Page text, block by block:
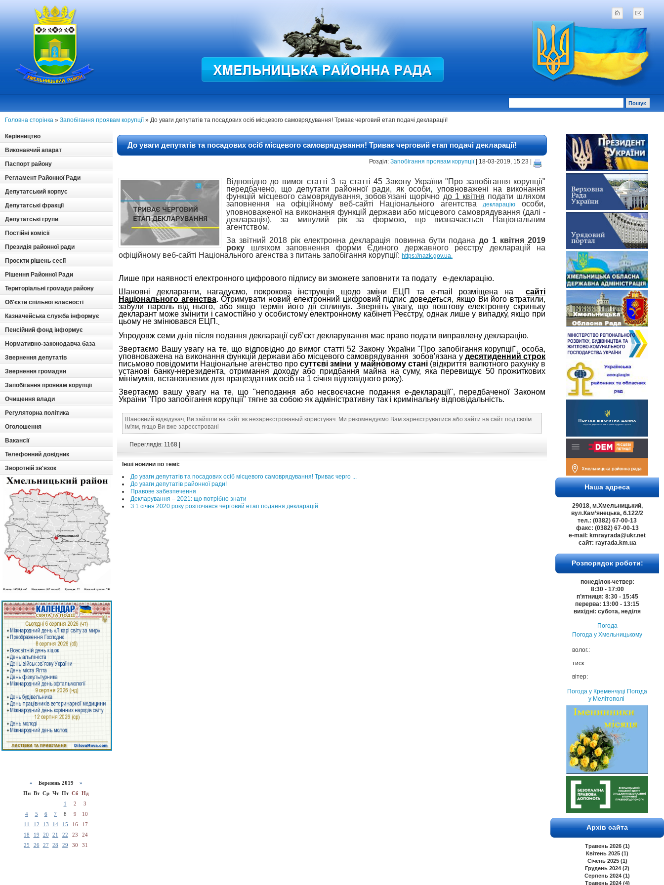
Головна сторінка » Запобігання проявам корупції» До уваги депутатів та посадових осіб місцевого самоврядування! Триває черговий етап подачі декларації!
Керівництво
Виконавчий апарат
Паспорт району
Регламент Районної Ради
Депутатський корпус
Депутатські фракції
Депутатські групи
Постійні комісії
Президія районної ради
Проєкти рішень сесії
Рішення Районної Ради
Територіальні громади району
Об'єкти спільної власності
Казначейська служба інформує
Пенсійний фонд інформує
Нормативно-законодавча база
Звернення депутатів
Звернення громадян
Запобігання проявам корупції
Очищення влади
Регуляторна політика
Оголошення
Вакансії
Телефонний довідник
Зворотній зв'язок
« Березень 2019 »
Пн Вт Ср Чт Пт Сб Нд
1
2
3
4
5 6 7 8 9
10
11
12 13 14 15 16
17
18
19 20 21 22 23
24
25
26 27 28 29 30 31
Наша адреса
29018, м.Хмельницький,
вул.Кам’янецька, б.122/2
тел.: (0382) 67-00-13
факс: (0382) 67-00-13
e-mail: kmrayrada@ukr.net
сайт: rayrada.km.ua
Розпорядок роботи:
понеділок-четвер:
8:30 - 17:00
п’ятниця: 8:30 - 15:45
перерва: 13:00 - 13:15
вихідні: субота, неділя
Погода
Погода у Хмельницькому
волог.:
тиск:
вітер:
Погода у Кременчуці Погода
у Мелітополі
Архів сайта
Травень 2026 (1)
Квітень 2025 (1)
Січень 2025 (1)
Грудень 2024 (2)
Серпень 2024 (1)
Травень 2024 (4)
До уваги депутатів та посадових осіб місцевого самоврядування! Триває черговий етап подачі декларації!
Розділ: Запобігання проявам корупції| 18-03-2019, 15:23 |
Відповідно до вимог статті 3 та статті 45 Закону України "Про запобігання корупції"
передбачено, що депутати районної ради, як особи, уповноважені на виконання
функцій місцевого самоврядування, зобов'язані щорічно до 1 квітня подати шляхом
заповнення на офіційному веб-сайті Національного агентства
декларацію
особи,
уповноваженої на виконання функцій держави або місцевого самоврядування (далі -
декларація), за минулий рік за формою, що визначається Національним
агентством.
За звітний 2018 рік електронна декларація повинна бути подана до 1 квітня 2019
року шляхом заповнення форми Єдиного державного реєстру декларацій на
офіційному веб-сайті Національного агенства з питань запобігання корупції: https://nazk.gov.ua.
Лише при наявності електронного цифрового підпису ви зможете заповнити та подату е-декларацію.
Шановні декларанти, нагадуємо, покрокова інструкція щодо зміни ЕЦП та е-mail розміщена на сайті
Національного агенства. Отримувати новий електронний цифровий підпис доведеться, якщо Ви його втратили,
забули пароль від нього, або якщо термін його дії сплинув. Зверніть увагу, що поштову електронну скриньку
декларант може змінити і самостійно у особистому електронному кабінеті Реєстру, однак лише у випадку, якщо при
цьому не змінювався ЕЦП.
Упродовж семи днів після подання декларації суб’єкт декларування має право подати виправлену декларацію.
Звертаємо Вашу увагу на те, що відповідно до вимог статті 52 Закону України "Про запобігання корупції", особа,
уповноважена на виконання функцій держави або місцевого самоврядування зобов'язана у десятиденний строк
письмово повідомити Національне агенство просуттєві зміни у майновому стані (відкриття валютного рахунку в
установі банку-нерезидента, отримання доходу або придбання майна на суму, яка перевищує 50 прожиткових
мінімумів, встановлених для працездатних осіб на 1 січня відповідного року).
Звертаємо вашу увагу на те, що "неподання або несвоєчасне подання е-декларації", передбаченої Законом
України "Про запобігання корупції" тягне за собою як адміністративну так і кримінальну відповідальність.
Шановний відвідувач, Ви зайшли на сайт як незареєстрованый користувач. Ми рекомендуємо Вам зареєструватися або зайти на сайт под своїм
ім'ям, якщо Ви вже зареєстровані
Переглядів: 1168 |
Інші новини по темі:
До уваги депутатів та посадових осіб місцевого самоврядування! Триває черго ...
До уваги депутатів районної ради!
Правове забезпечення
Декларування – 2021: що потрібно знати
З 1 січня 2020 року розпочався черговий етап подання декларацій